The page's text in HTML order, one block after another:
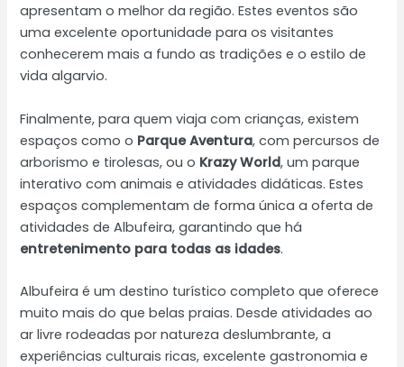
apresentam o melhor da região. Estes eventos são
uma excelente oportunidade para os visitantes
conhecerem mais a fundo as tradições e o estilo de
vida algarvio.
Finalmente, para quem viaja com crianças, existem
espaços como o Parque Aventura, com percursos de
arborismo e tirolesas, ou o Krazy World, um parque
interativo com animais e atividades didáticas. Estes
espaços complementam de forma única a oferta de
atividades de Albufeira, garantindo que há
entretenimento para todas as idades.
Albufeira é um destino turístico completo que oferece
muito mais do que belas praias. Desde atividades ao
ar livre rodeadas por natureza deslumbrante, a
experiências culturais ricas, excelente gastronomia e